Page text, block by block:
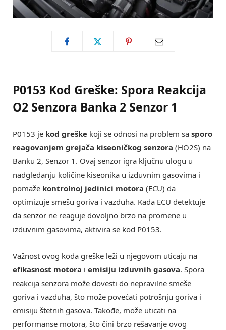
P0153 Kod Greške: Spora Reakcija
O2 Senzora Banka 2 Senzor 1
P0153 je kod greške koji se odnosi na problem sa sporo
reagovanjem grejača kiseoničkog senzora (HO2S) na
Banku 2, Senzor 1. Ovaj senzor igra ključnu ulogu u
nadgledanju količine kiseonika u izduvnim gasovima i
pomaže kontrolnoj jedinici motora (ECU) da
optimizuje smešu goriva i vazduha. Kada ECU detektuje
da senzor ne reaguje dovoljno brzo na promene u
izduvnim gasovima, aktivira se kod P0153.
Važnost ovog koda greške leži u njegovom uticaju na
efikasnost motora i emisiju izduvnih gasova. Spora
reakcija senzora može dovesti do nepravilne smeše
goriva i vazduha, što može povećati potrošnju goriva i
emisiju štetnih gasova. Takođe, može uticati na
performanse motora, što čini brzo rešavanje ovog